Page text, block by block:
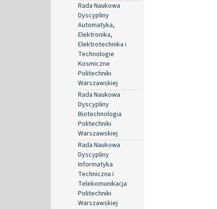
Rada Naukowa
Dyscypliny
Automatyka,
Elektronika,
Elektrotechnika i
Technologie
Kosmiczne
Politechniki
Warszawskiej
Rada Naukowa
Dyscypliny
Biotechnologia
Politechniki
Warszawskiej
Rada Naukowa
Dyscypliny
Informatyka
Techniczna i
Telekomunikacja
Politechniki
Warszawskiej